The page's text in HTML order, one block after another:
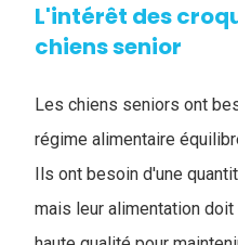
L'intérêt des
chiens senior
Les chiens seniors ont
régime alimentaire
Ils ont besoin d'une
mais leur alimentation